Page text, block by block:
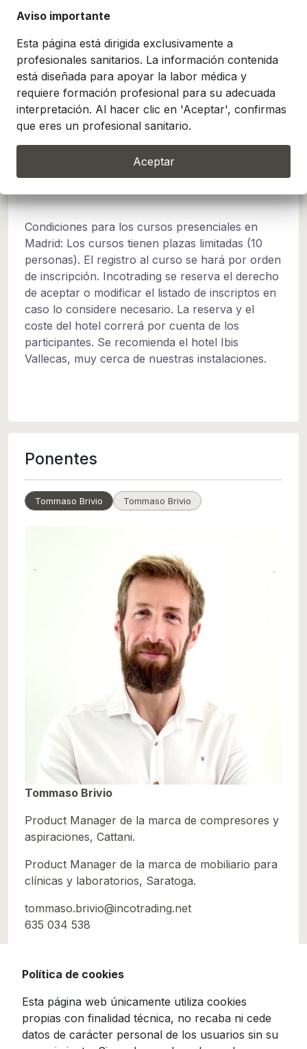
Duración
2 días
Lugar
Madrid
Condiciones para los cursos presenciales en
Madrid: Los cursos tienen plazas limitadas (10
personas). El registro al curso se hará por orden
de inscripción. Incotrading se reserva el derecho
de aceptar o modificar el listado de inscriptos en
caso lo considere necesario. La reserva y el
coste del hotel correrá por cuenta de los
participantes. Se recomienda el hotel Ibis
Vallecas, muy cerca de nuestras instalaciones.
Ponentes
Tommaso Brivio Tommaso Brivio
Tommaso Brivio
Product Manager de la marca de compresores y
aspiraciones, Cattani.
Product Manager de la marca de mobiliario para
clínicas y laboratorios, Saratoga.
tommaso.brivio@incotrading.net
635 034 538
Política de cookies
Esta página web únicamente utiliza cookies
propias con finalidad técnica, no recaba ni cede
datos de carácter personal de los usuarios sin su
Aviso importante
Esta página está dirigida exclusivamente a
profesionales sanitarios. La información contenida
está diseñada para apoyar la labor médica y
requiere formación profesional para su adecuada
interpretación. Al hacer clic en 'Aceptar', confirmas
que eres un profesional sanitario.
Aceptar